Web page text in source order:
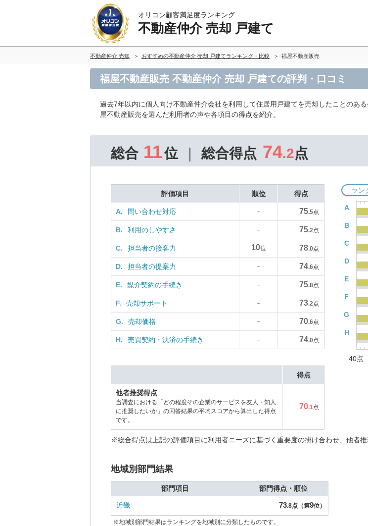
オリコン顧客満足度ランキング
不動産仲介 売却 戸建て
不動産仲介 売却 おすすめの不動産仲介 売却 戸建てランキング・比較 福屋不動産販売
福屋不動産販売 不動産仲介 売却 戸建ての評判・口コミ
過去7年以内に個人向け不動産仲介会社を利用して住居用戸建てを売却したことのある
屋不動産販売を選んだ利用者の声や各項目の得点を紹介。
総合 11位 総合得点 74.2点
評価項目 順位 得点
A. 問い合わせ対応 - 75.5点
B. 利用のしやすさ - 75.2点
C. 担当者の接客力 10位 78.0点
D. 担当者の提案力 - 74.6点
E. 媒介契約の手続き - 75.8点
F. 売却サポート - 73.2点
G. 売却価格 - 70.6点
H. 売買契約・決済の手続き - 74.0点
ラン
A
B
C
D
E
F
G
H
40点
得点
他者推奨得点
当調査における「どの程度その企業のサービスを友人・知人
に推奨したいか」の回答結果の平均スコアから算出した得点
です。
70.1点
※総合得点は上記の評価項目に利用者ニーズに基づく重要度の掛け合わせ、他者推
地域別部門結果
部門項目 部門得点・順位
近畿 73.8点（第9位）
※地域別部門結果はランキングを地域別に分類したものです。